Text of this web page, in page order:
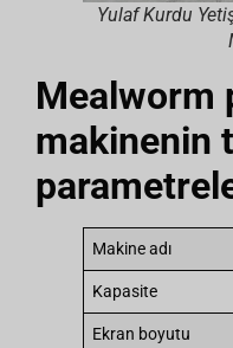
Yulaf Kurdu
Mealworm
makinenin
Makine adı
Kapasite
Ekran boyutu